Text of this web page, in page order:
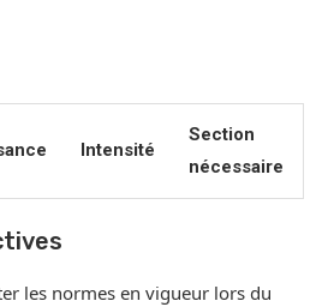
Intensité
Section
nécessaire
les normes en vigueur lors du